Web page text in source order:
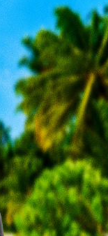
L M
3 4
10 11
17 18
24 25
31
« Juil